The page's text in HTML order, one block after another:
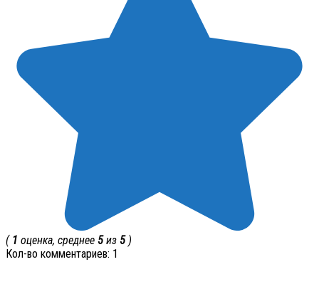
( 1 оценка, среднее 5из 5)
Кол-во комментариев: 1